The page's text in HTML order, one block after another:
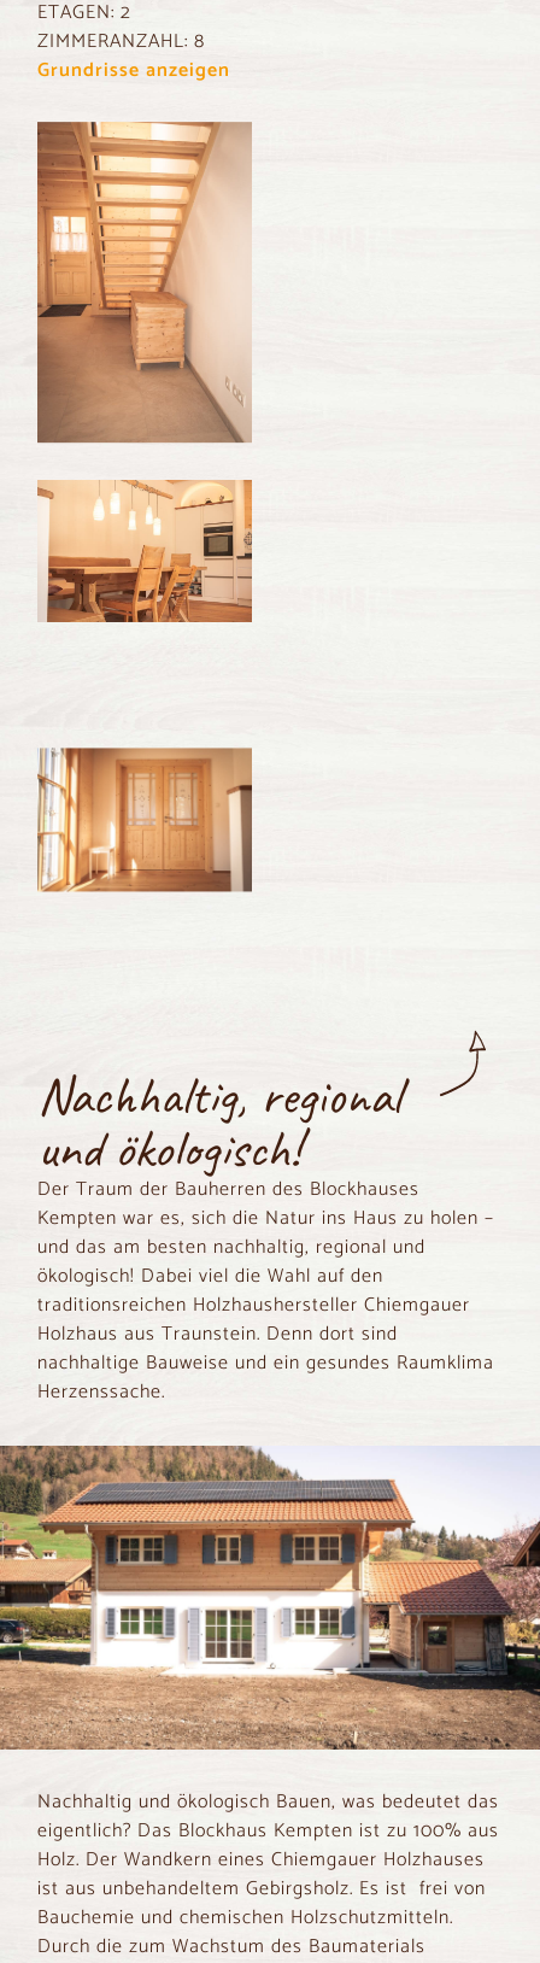
ETAGEN: 2
ZIMMERANZAHL: 8
Grundrisse anzeigen
Nachhaltig, regional
und ökologisch!
Der Traum der Bauherren des Blockhauses
Kempten war es, sich die Natur ins Haus zu holen –
und das am besten nachhaltig, regional und
ökologisch! Dabei viel die Wahl auf den
traditionsreichen Holzhaushersteller Chiemgauer
Holzhaus aus Traunstein. Denn dort sind
nachhaltige Bauweise und ein gesundes Raumklima
Herzenssache.
Nachhaltig und ökologisch Bauen, was bedeutet das
eigentlich? Das Blockhaus Kempten ist zu 100% aus
Holz. Der Wandkern eines Chiemgauer Holzhauses
ist aus unbehandeltem Gebirgsholz. Es ist frei von
Bauchemie und chemischen Holzschutzmitteln.
Durch die zum Wachstum des Baumaterials